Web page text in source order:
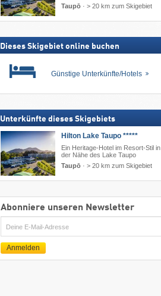
Taupō· > 20 km zum Skigebiet
Dieses Skigebiet online buchen
Günstige Unterkünfte/Hotels
Unterkünfte dieses Skigebiets
Hilton Lake Taupo *****
Ein Heritage-Hotel im Resort-Stil in
der Nähe des Lake Taupo
Taupō· > 20 km zum Skigebiet
Abonniere unseren Newsletter
E-
Mail
Anmelden